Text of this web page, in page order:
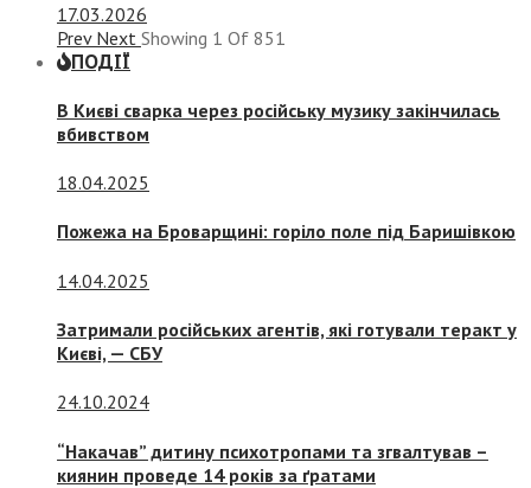
17.03.2026
Prev Next Showing 1 Of 851
ПОДІЇ
В Києві сварка через російську музику закінчилась
вбивством
18.04.2025
Пожежа на Броварщині: горіло поле під Баришівкою
14.04.2025
Затримали російських агентів, які готували теракт у
Києві, — СБУ
24.10.2024
“Накачав” дитину психотропами та згвалтував –
киянин проведе 14 років за ґратами